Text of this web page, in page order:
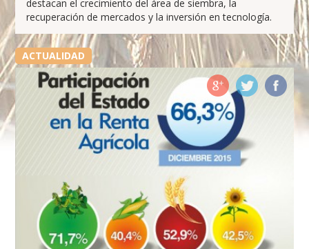
destacan el crecimiento del área de siembra, la
recuperación de mercados y la inversión en tecnología.
ACTUALIDAD